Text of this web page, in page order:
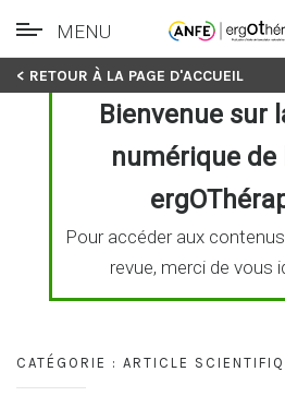
Skip
MENU
< RETOUR À LA PAGE D'ACCUEIL
Bienvenue sur
numérique de
Pour accéder aux
revue, merci de vous
CATÉGORIE : ARTICLE